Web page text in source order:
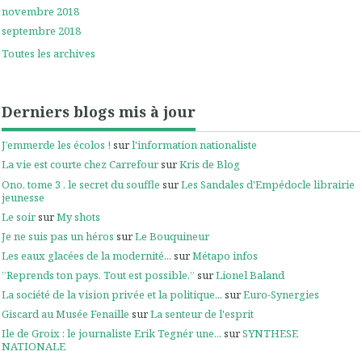
novembre 2018
septembre 2018
Toutes les archives
Derniers blogs mis à jour
J’emmerde les écolos ! surl'information nationaliste
La vie est courte chez CarrefoursurKris de Blog
Ono, tome 3 , le secret du souffle surLes Sandales d'Empédocle librairie
jeunesse
Le soirsurMy shots
Je ne suis pas un héros surLe Bouquineur
Les eaux glacées de la modernité... surMétapo infos
”Reprends ton pays. Tout est possible.” surLionel Baland
La société de la vision privée et la politique... surEuro-Synergies
Giscard au Musée Fenaille surLa senteur de l'esprit
Ile de Groix : le journaliste Erik Tegnér une... surSYNTHESE
NATIONALE